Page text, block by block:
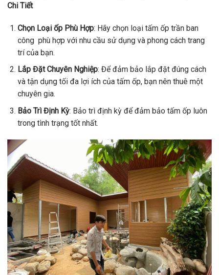
Chi Tiết
Chọn Loại ốp Phù Hợp: Hãy chọn loại tấm ốp trần ban
công phù hợp với nhu cầu sử dụng và phong cách trang
trí của bạn.
Lắp Đặt Chuyên Nghiệp: Để đảm bảo lắp đặt đúng cách
và tận dụng tối đa lợi ích của tấm ốp, bạn nên thuê một
chuyên gia.
Bảo Trì Định Kỳ: Bảo trì định kỳ để đảm bảo tấm ốp luôn
trong tình trạng tốt nhất.